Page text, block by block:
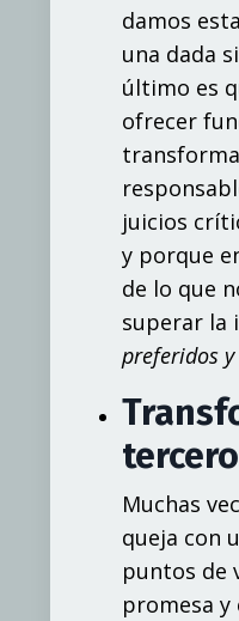
damos
una dada
último es
ofrecer
juicios
y porque
de lo que
superar la
preferidos
Muchas
queja con
puntos de
promesa